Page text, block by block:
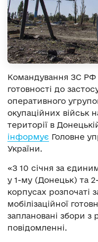
Командування ЗС
готовності до
оперативного
окупаційних військ
території в
інформує Головне
України.
«З 10 січня за
у 1-му (Донецьк) та
корпусах розпочаті
мобілізаційної
заплановані збори з
повідомленні.